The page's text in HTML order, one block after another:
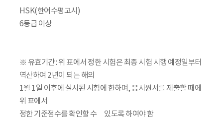
HSK(한어수평고시)
6등급 이상
※ 유효기간 : 위 표에서 정한 시험은 최종 시험 시행 예정일부터
역산하여 2년이 되는 해의
1월 1일 이후에 실시된 시험에 한하며, 응시원서를 제출할 때에
위 표에서
정한 기준점수를 확인할 수 있도록 하여야 함